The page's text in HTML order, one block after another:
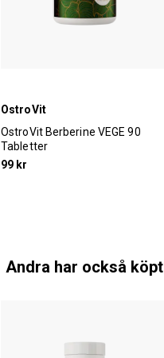
OstroVit
OstroVit Berberine VEGE 90
Tabletter
99 kr
Andra har också köpt